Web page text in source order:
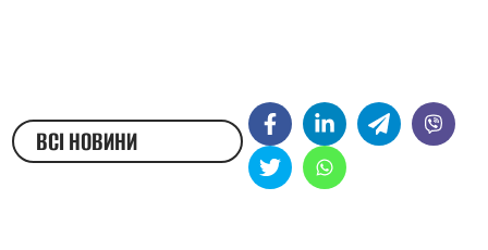
ВСІ НОВИНИ